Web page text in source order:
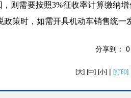
则需要按照3%征收率计算缴纳
政策时，如需开具机动车销售统一
分享到： 0
[大] [中] [小] | [打印]